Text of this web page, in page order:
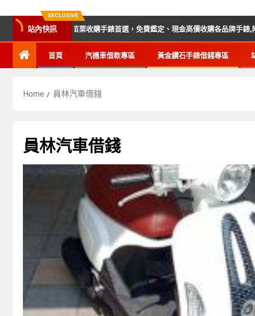
EXCLUSIVE
站內快訊
彰化、南投、苗栗收購手錶首選，免費鑑定、現金高價收購各品牌手錶,附設
首頁 汽機車借款專區 黃金鑽石手錶借錢專區
Home 員林汽車借錢
員林汽車借錢